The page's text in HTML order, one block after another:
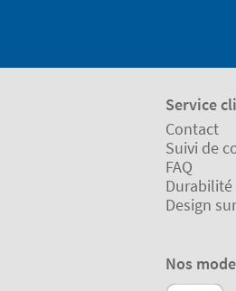
Service
Contact
Suivi de
FAQ
Durabilité
Design
Nos